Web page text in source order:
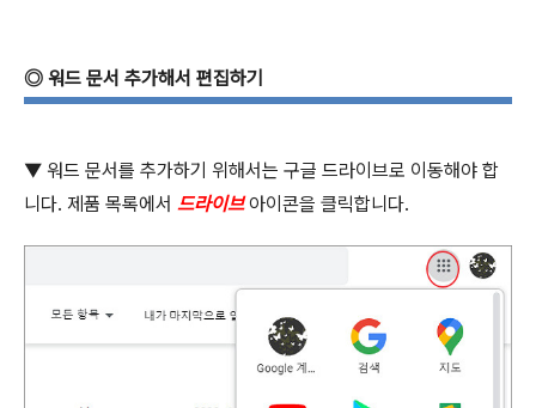
◎ 워드 문서 추가해서 편집하기
▼ 워드 문서를 추가하기 위해서는 구글 드라이브로 이동해야 합
니다. 제품 목록에서 드라이브 아이콘을 클릭합니다.